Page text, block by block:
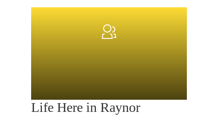
Life Here in Raynor